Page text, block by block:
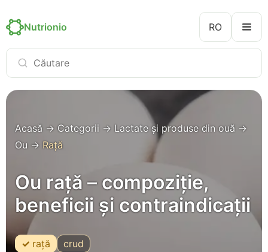
Nutrionio RO
Acasă → Categorii → Lactate și produse din ouă →
Ou → Rață
Ou rață – compoziție,
beneficii și contraindicații
rață crud